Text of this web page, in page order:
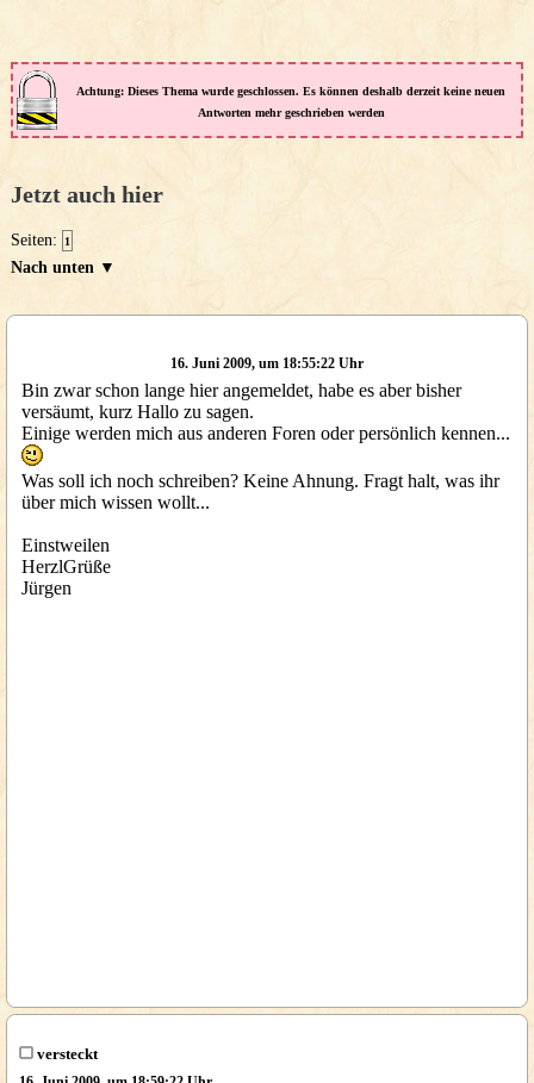
Achtung: Dieses Thema wurde geschlossen. Es können deshalb derzeit keine neuen
Antworten mehr geschrieben werden
Jetzt auch hier
Seiten: 1
Nach unten ▼
16. Juni 2009, um 18:55:22 Uhr
Bin zwar schon lange hier angemeldet, habe es aber bisher
versäumt, kurz Hallo zu sagen.
Einige werden mich aus anderen Foren oder persönlich kennen...
Was soll ich noch schreiben? Keine Ahnung. Fragt halt, was ihr
über mich wissen wollt...
Einstweilen
HerzlGrüße
Jürgen
versteckt